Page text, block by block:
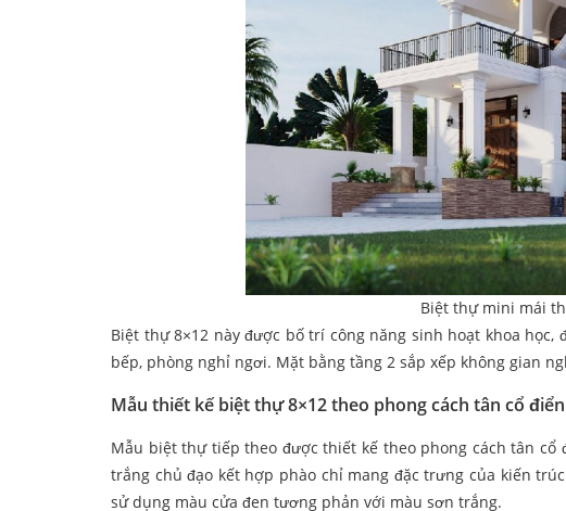
Biệt thự mini mái
Biệt thự 8×12 này được bố trí công năng sinh hoạt khoa
bếp, phòng nghỉ ngơi. Mặt bằng tầng 2 sắp xếp không gian
Mẫu thiết kế biệt thự 8×12 theo phong cách tân cổ
Mẫu biệt thự tiếp theo được thiết kế theo phong cách tân
trắng chủ đạo kết hợp phào chỉ mang đặc trưng của kiến
sử dụng màu cửa đen tương phản với màu sơn trắng.